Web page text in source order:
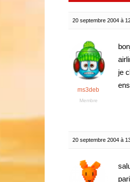
20 septembre 2004 à
ms3deb
Membre
je
20 septembre 2004 à